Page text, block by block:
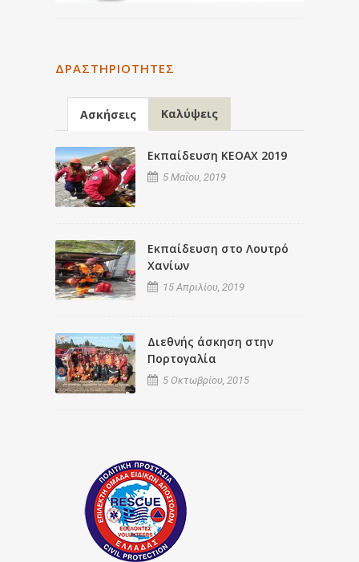
ΔΡΑΣΤΗΡΙΌΤΗΤΕΣ
Ασκήσεις Καλύψεις
Εκπαίδευση ΚΕΟΑΧ 2019
5 Μαΐου, 2019
Εκπαίδευση στο Λουτρό
Χανίων
15 Απριλίου, 2019
Διεθνής άσκηση στην
Πορτογαλία
5 Οκτωβρίου, 2015